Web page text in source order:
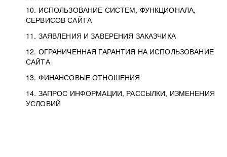
10. ИСПОЛЬЗОВАНИЕ СИСТЕМ, ФУНКЦИОНАЛА,
СЕРВИСОВ САЙТА
11. ЗАЯВЛЕНИЯ И ЗАВЕРЕНИЯ ЗАКАЗЧИКА
12. ОГРАНИЧЕННАЯ ГАРАНТИЯ НА ИСПОЛЬЗОВАНИЕ
САЙТА
13. ФИНАНСОВЫЕ ОТНОШЕНИЯ
14. ЗАПРОС ИНФОРМАЦИИ, РАССЫЛКИ, ИЗМЕНЕНИЯ
УСЛОВИЙ